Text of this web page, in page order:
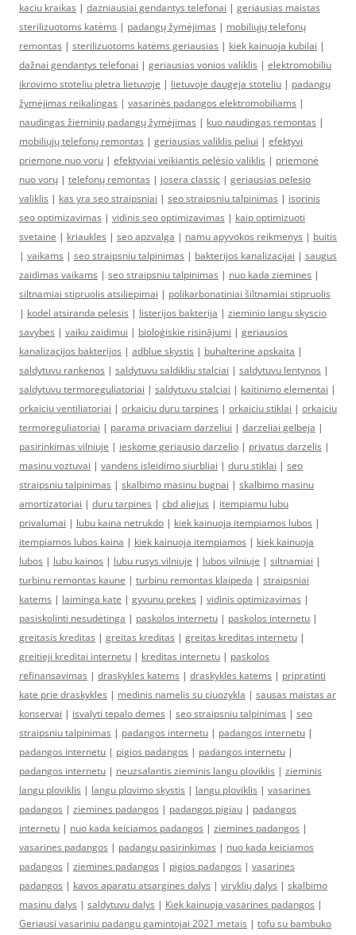
kaciu kraikas | dazniausiai gendantys telefonai | geriausias maistas
sterilizuotoms katėms | padangų žymėjimas | mobiliųjų telefonų
remontas | sterilizuotoms katėms geriausias | kiek kainuoja kubilai |
dažnai gendantys telefonai | geriausias vonios valiklis | elektromobiliu
ikrovimo stoteliu pletra lietuvoje | lietuvoje daugeja stoteliu | padangų
žymėjimas reikalingas | vasarinės padangos elektromobiliams |
naudingas žieminių padangų žymėjimas | kuo naudingas remontas |
mobiliųjų telefonų remontas | geriausias valiklis peliui | efektyvi
priemone nuo voru | efektyviai veikiantis pelėsio valiklis | priemonė
nuo vorų | telefonų remontas | josera classic | geriausias pelesio
valiklis | kas yra seo straipsniai | seo straipsniu talpinimas | isorinis
seo optimizavimas | vidinis seo optimizavimas | kaip optimizuoti
svetaine | kriaukles | seo apzvalga | namu apyvokos reikmenys | buitis
| vaikams | seo straipsniu talpinimas | bakterijos kanalizacijai | saugus
zaidimas vaikams | seo straipsniu talpinimas | nuo kada ziemines |
siltnamiai stipruolis atsiliepimai | polikarbonatiniai šiltnamiai stipruolis
| kodel atsiranda pelesis | listerijos bakterija | zieminio langu skyscio
savybes | vaiku zaidimui | bioloģiskie risinājumi | geriausios
kanalizacijos bakterijos | adblue skystis | buhalterine apskaita |
saldytuvu rankenos | saldytuvu saldikliu stalciai | saldytuvu lentynos |
saldytuvu termoreguliatoriai | saldytuvu stalciai | kaitinimo elementai |
orkaiciu ventiliatoriai | orkaiciu duru tarpines | orkaiciu stiklai | orkaiciu
termoreguliatoriai | parama privaciam darzeliui | darzeliai gelbeja |
pasirinkimas vilniuje | ieskome geriausio darzelio | privatus darzelis |
masinu voztuvai | vandens isleidimo siurbliai | duru stiklai | seo
straipsniu talpinimas | skalbimo masinu bugnai | skalbimo masinu
amortizatoriai | duru tarpines | cbd aliejus | itempiamu lubu
privalumai | lubu kaina netrukdo | kiek kainuoja itempiamos lubos |
itempiamos lubos kaina | kiek kainuoja itempiamos | kiek kainuoja
lubos | lubu kainos | lubu rusys vilniuje | lubos vilniuje | siltnamiai |
turbinu remontas kaune | turbinu remontas klaipeda | straipsniai
katems | laiminga kate | gyvunu prekes | vidinis optimizavimas |
pasiskolinti nesudėtinga | paskolos internetu | paskolos internetu |
greitasis kreditas | greitas kreditas | greitas kreditas internetu |
greitieji kreditai internetu | kreditas internetu | paskolos
refinansavimas | draskykles katems | draskykles katems | pripratinti
kate prie draskykles | medinis namelis su ciuozykla | sausas maistas ar
konservai | isvalyti tepalo demes | seo straipsniu talpinimas | seo
straipsniu talpinimas | padangos internetu | padangos internetu |
padangos internetu | pigios padangos | padangos internetu |
padangos internetu | neuzsalantis zieminis langu ploviklis | zieminis
langu ploviklis | langu plovimo skystis | langu ploviklis | vasarines
padangos | ziemines padangos | padangos pigiau | padangos
internetu | nuo kada keiciamos padangos | ziemines padangos |
vasarines padangos | padangu pasirinkimas | nuo kada keiciamos
padangos | ziemines padangos | pigios padangos | vasarines
padangos | kavos aparatu atsargines dalys | viryklių dalys | skalbimo
masinu dalys | saldytuvu dalys | Kiek kainuoja vasarines padangos |
Geriausi vasariniu padangu gamintojai 2021 metais | tofu su bambuko